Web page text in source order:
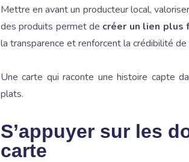
Mettre en avant un producteur local,
des produits permet de créer un lien plus
la transparence et renforcent la crédibilité de
Une carte qui raconte une histoire capte
plats.
S’appuyer sur les
carte